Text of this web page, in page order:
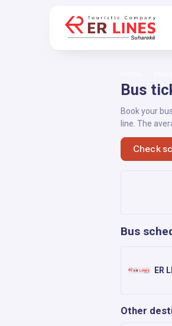
Bus
Book your
line. The
Check
Bus
ER
Other